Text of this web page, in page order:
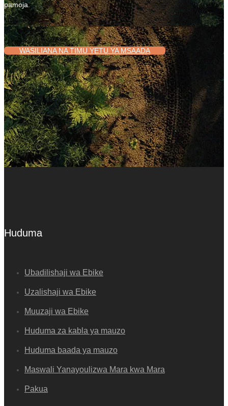
pamoja.
WASILIANA NA TIMU YETU YA MSAADA
Huduma
Ubadilishaji wa Ebike
Uzalishaji wa Ebike
Muuzaji wa Ebike
Huduma za kabla ya mauzo
Huduma baada ya mauzo
Maswali Yanayoulizwa Mara kwa Mara
Pakua